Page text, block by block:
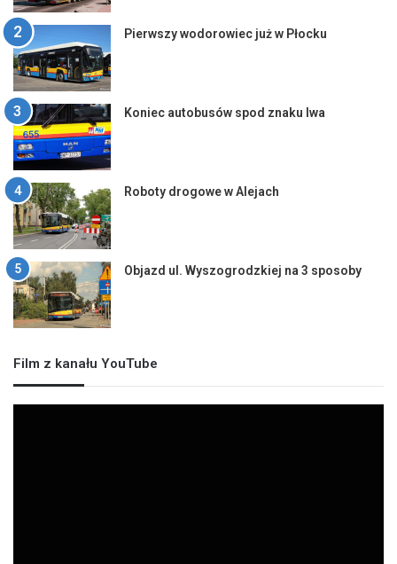
Pierwszy wodorowiec już w Płocku
Koniec autobusów spod znaku lwa
Roboty drogowe w Alejach
Objazd ul. Wyszogrodzkiej na 3 sposoby
Film z kanału YouTube